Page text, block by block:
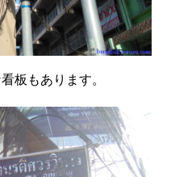
板もあります。